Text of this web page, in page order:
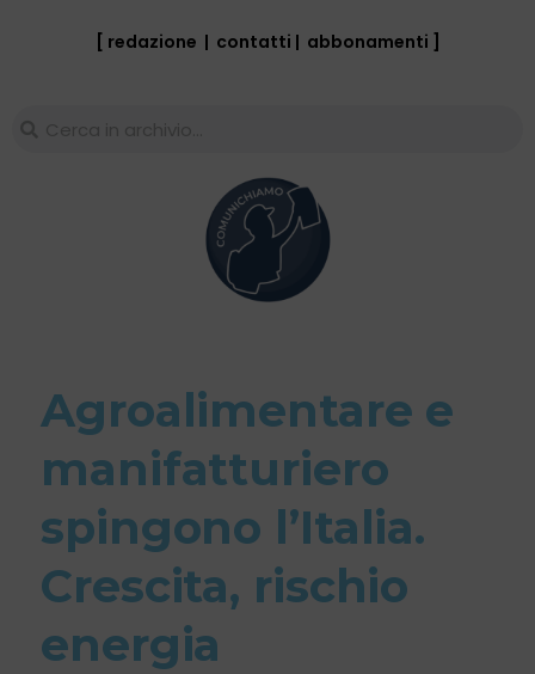
[ redazione | contatti | abbonamenti ]
Agroalimentare e
manifatturiero
spingono l’Italia.
Crescita, rischio
energia